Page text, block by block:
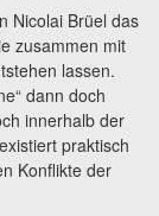
Nicolai Brüel das
zusammen mit
lassen.
dann doch
innerhalb der
praktisch
Konflikte der